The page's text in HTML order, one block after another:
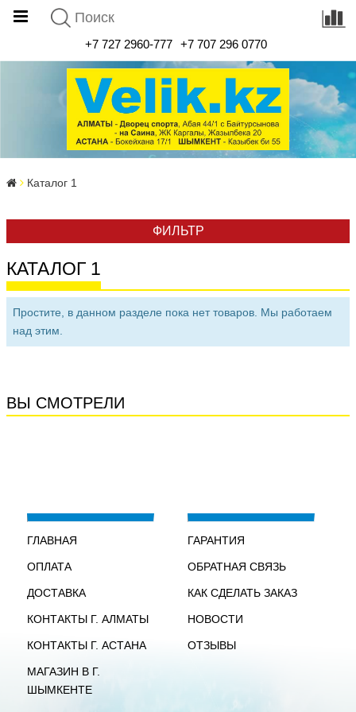
+7 727 2960-777 +7 707 296 0770
Каталог 1
ФИЛЬТР
КАТАЛОГ 1
Простите, в данном разделе пока нет товаров. Мы работаем
над этим.
ВЫ СМОТРЕЛИ
ГЛАВНАЯ
ОПЛАТА
ДОСТАВКА
КОНТАКТЫ Г. АЛМАТЫ
КОНТАКТЫ Г. АСТАНА
МАГАЗИН В Г.
ШЫМКЕНТЕ
ГАРАНТИЯ
ОБРАТНАЯ СВЯЗЬ
КАК СДЕЛАТЬ ЗАКАЗ
НОВОСТИ
ОТЗЫВЫ